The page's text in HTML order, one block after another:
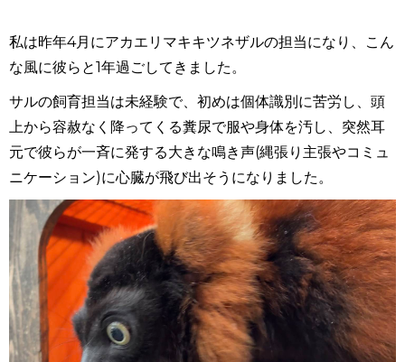
私は昨年4月にアカエリマキキツネザルの担当になり、こん
な風に彼らと1年過ごしてきました。
サルの飼育担当は未経験で、初めは個体識別に苦労し、頭
上から容赦なく降ってくる糞尿で服や身体を汚し、突然耳
元で彼らが一斉に発する大きな鳴き声(縄張り主張やコミュ
ニケーション)に心臓が飛び出そうになりました。